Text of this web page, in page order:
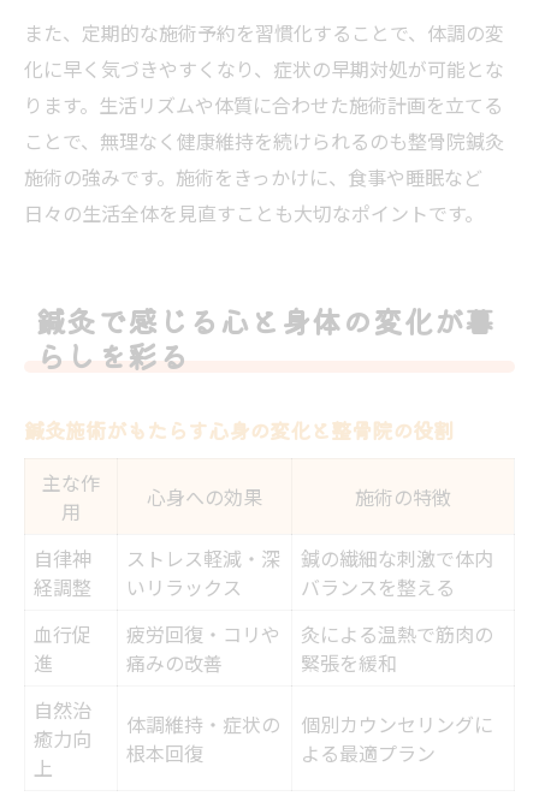
また、定期的な施術予約を習慣化することで、体調の変
化に早く気づきやすくなり、症状の早期対処が可能とな
ります。生活リズムや体質に合わせた施術計画を立てる
ことで、無理なく健康維持を続けられるのも整骨院鍼灸
施術の強みです。施術をきっかけに、食事や睡眠など
日々の生活全体を見直すことも大切なポイントです。
鍼灸で感じる心と身体の変化が暮
らしを彩る
鍼灸施術がもたらす心身の変化と整骨院の役割
主な作
用
心身への効果 施術の特徴
自律神
経調整
ストレス軽減・深
いリラックス
鍼の繊細な刺激で体内
バランスを整える
血行促
進
疲労回復・コリや
痛みの改善
灸による温熱で筋肉の
緊張を緩和
自然治
癒力向
上
体調維持・症状の
根本回復
個別カウンセリングに
よる最適プラン